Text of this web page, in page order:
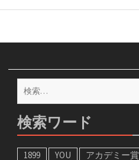
検
索:
検索ワード
1899 YOU アカデミー賞